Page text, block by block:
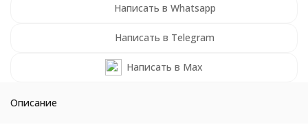
Написать в Whatsapp
Написать в Telegram
Написать в Max
Описание